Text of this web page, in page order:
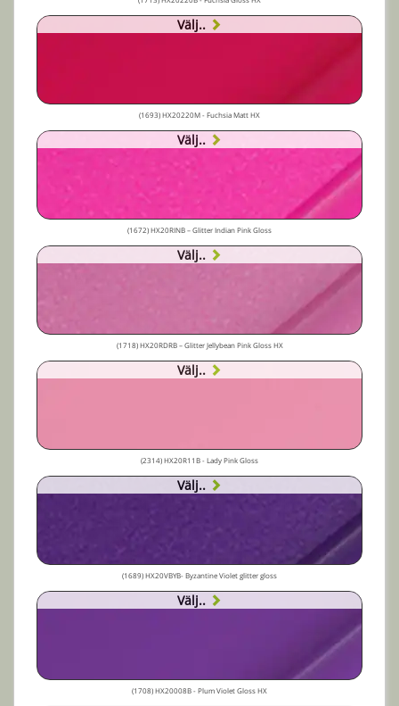
Välj..
(1693) HX20220M - Fuchsia Matt HX
Välj..
(1672) HX20RINB – Glitter Indian Pink Gloss
Välj..
(1718) HX20RDRB – Glitter Jellybean Pink Gloss HX
Välj..
(2314) HX20R11B - Lady Pink Gloss
Välj..
(1689) HX20VBYB- Byzantine Violet glitter gloss
Välj..
(1708) HX20008B - Plum Violet Gloss HX